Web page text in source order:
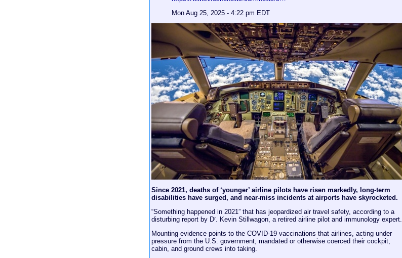
Mon Aug 25, 2025 - 4:22 pm EDT
Since 2021, deaths of ‘younger’ airline pilots have risen markedly, long-term
disabilities have surged, and near-miss incidents at airports have skyrocketed.
“Something happened in 2021” that has jeopardized air travel safety, according to a
disturbing report by Dr. Kevin Stillwagon, a retired airline pilot and immunology expert.
Mounting evidence points to the COVID-19 vaccinations that airlines, acting under
pressure from the U.S. government, mandated or otherwise coerced their cockpit,
cabin, and ground crews into taking.